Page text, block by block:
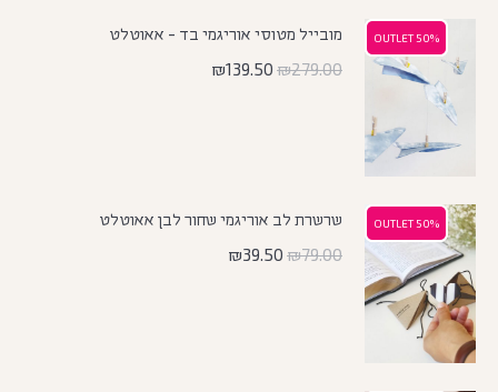
50% OUTLET
50% OUTLET
מובייל מטוסי אוריגמי בד - אאוטלט
₪279.00
₪139.50
50% OUTLET
50% OUTLET
שרשרת לב אוריגמי שחור לבן אאוטלט
₪79.00
₪39.50